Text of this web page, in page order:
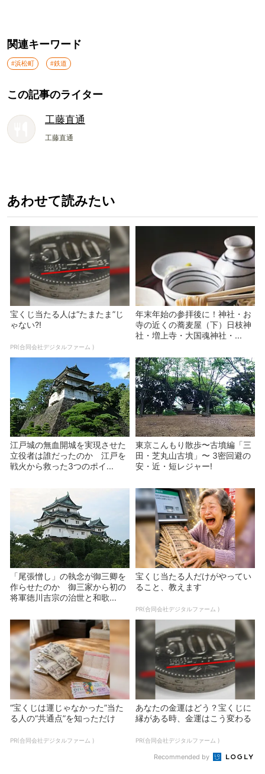
関連キーワード
#浜松町 #鉄道
この記事のライター
工藤直通
工藤直通
あわせて読みたい
宝くじ当たる人は“たまたま”じ
ゃない?!
PR(合同会社デジタルファーム )
年末年始の参拝後に！神社・お
寺の近くの蕎麦屋（下）日枝神
社・増上寺・大国魂神社・...
江戸城の無血開城を実現させた
立役者は誰だったのか 江戸を
戦火から救った3つのポイ...
東京こんもり散歩〜古墳編「三
田・芝丸山古墳」〜 3密回避の
安・近・短レジャー!
「尾張憎し」の執念が御三卿を
作らせたのか 御三家から初の
将軍徳川吉宗の治世と和歌...
宝くじ当たる人だけがやってい
ること、教えます
PR(合同会社デジタルファーム )
“宝くじは運じゃなかった”当た
る人の“共通点”を知っただけ
PR(合同会社デジタルファーム )
あなたの金運はどう？宝くじに
縁がある時、金運はこう変わる
PR(合同会社デジタルファーム )
Recommended by